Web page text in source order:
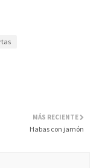
MÁS RECIENTE
Habas con jamón